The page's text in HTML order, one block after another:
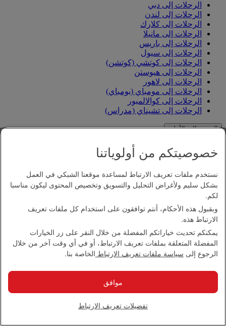
الرحلات إلى دبي
الرحلات إلى لندن
الرحلات إلى كلارك
الرحلات إلى مانيلا
الرحلات إلى باريس
الرحلات إلى سيول
الرحلات إلى كوتشي (كوتشن)
الرحلات إلى هيوستن
الرحلات إلى لاهور
الرحلات إلى مومباي (بومباي)
الرحلات إلى كوالالمبور
الرحلات إلى تشيناي (مدراس)
الرجوع إلى الأعلى
معلومات عنا
معلومات عنا
الوظائفالوظائف Opens an external link in a new tab
مركز الإعلام
مركز الإعلام Opens an external link in a new
كوكبنا
طاقم عملنا
مجتمعاتنا المحلية
المساعدة
المساعدة والاتصال
المساعدة الخاصة
خصوصيتكم من أولوياتنا
نستخدم ملفات تعريف الارتباط لمساعدة موقعنا الشبكي في العمل
بشكل سليم ولأغراض التحليل والتسويق وتخصيص المحتوى ليكون مناسبا
لكم.
وبقبول هذه الأحكام، أنتم توافقون على استخدام كل ملفات تعريف
الارتباط هذه.
يمكنكم تحديث خياراتكم المفضلة من خلال النقر على زر الخيارات
المفضلة المتعلقة بملفات تعريف الارتباط، أو في أي وقت آخر من خلال
الرجوع إلى سياسة ملفات تعريف الارتباط الخاصة بنا.
تفضيلات تعريف الارتباط
موافق